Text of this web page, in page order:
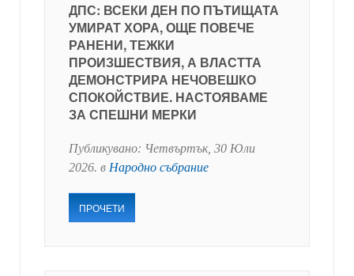
ДПС: ВСЕКИ ДЕН ПО ПЪТИЩАТА
УМИРАТ ХОРА, ОЩЕ ПОВЕЧЕ
РАНЕНИ, ТЕЖКИ
ПРОИЗШЕСТВИЯ, А ВЛАСТТА
ДЕМОНСТРИРА НЕЧОВЕШКО
СПОКОЙСТВИЕ. НАСТОЯВАМЕ
ЗА СПЕШНИ МЕРКИ
Публикувано: Четвъртък, 30 Юли
2026. в Народно събрание
ПРОЧЕТИ